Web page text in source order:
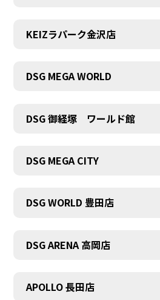
KEIZラパーク金沢店
DSG MEGA WORLD
DSG 御経塚 ワールド館
DSG MEGA CITY
DSG WORLD 豊田店
DSG ARENA 高岡店
APOLLO 長田店